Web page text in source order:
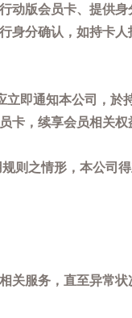
动版会员卡、提供
身分确认，如持卡
即通知本公司，於
卡，续享会员相关权
则之情形，本公司
关服务，直至异常状